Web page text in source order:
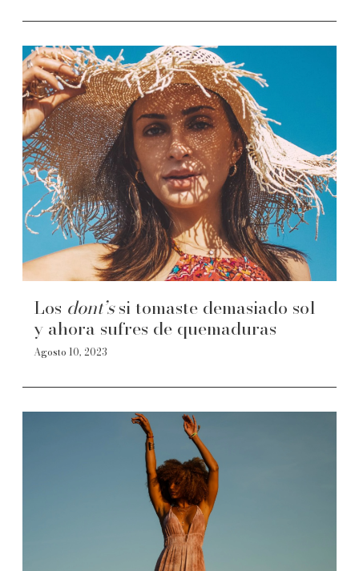
Los dont’ssi tomaste demasiado sol
y ahora sufres de quemaduras
Agosto 10, 2023